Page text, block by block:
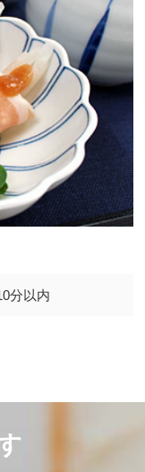
分以内